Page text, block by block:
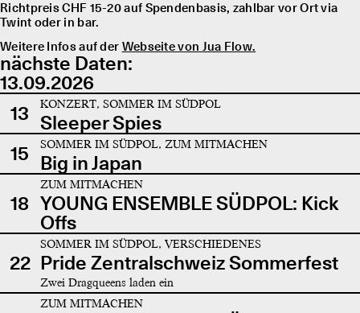
Richtpreis CHF 15-20 auf Spendenbasis, zahlbar vor Ort via
Twint oder in bar.
Weitere Infos auf der Webseite von Jua Flow.
nächste Daten:
13.09.2026
13
KONZERT, SOMMER IM SÜDPOL
Sleeper Spies
15
SOMMER IM SÜDPOL, ZUM MITMACHEN
Big in Japan
18
ZUM MITMACHEN
YOUNG ENSEMBLE SÜDPOL: Kick
Offs
22
SOMMER IM SÜDPOL, VERSCHIEDENES
Pride Zentralschweiz Sommerfest
Zwei Dragqueens laden ein
ZUM MITMACHEN